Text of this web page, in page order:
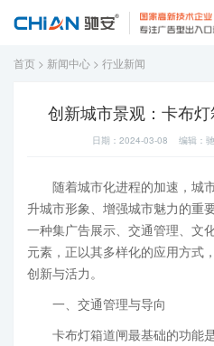
首页 > 新闻中心 > 行业新闻
创新城市景观：卡布
日期：2024-03-08 编辑：
随着城市化进程的加速，城
升城市形象、增强城市魅力的重
一种集广告展示、交通管理、文
元素，正以其多样化的应用方式
创新与活力。
一、交通管理与导向
卡布灯箱道闸最基础的功能